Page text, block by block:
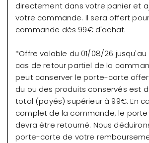
directement dans votre panier et
votre commande. Il sera offert
commande dès 99€ d'achat.
*Offre valable du 01/08/26 jusqu'au
cas de retour partiel de la
peut conserver le porte-carte
du ou des produits conservés est
total (payés) supérieur à 99€. En
complet de la commande, le
devra être retourné. Nous
porte-carte de votre